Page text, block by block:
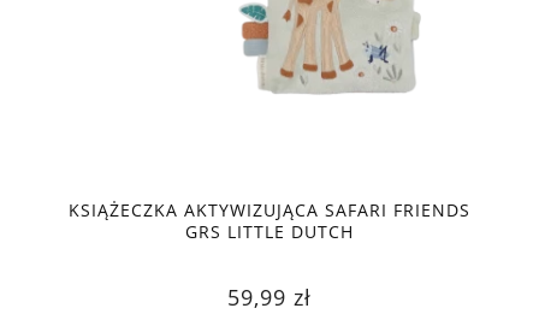
KSIĄŻECZKA AKTYWIZUJĄCA SAFARI FRIENDS
GRS LITTLE DUTCH
59,99 zł